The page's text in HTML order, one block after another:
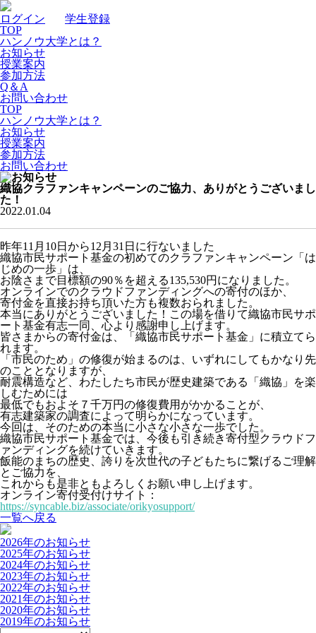
ログイン
学生登録
TOP
ハンノウ大学とは？
お知らせ
授業案内
参加方法
Q＆A
お問い合わせ
TOP
ハンノウ大学とは？
お知らせ
授業案内
参加方法
お問い合わせ
織協クラファンキャンペーンのご協力、ありがとうございまし
た！
2022.01.04
昨年11月10日から12月31日に行ないました
織協市民サポート基金の初めてのクラファンキャンペーン「は
じめの一歩」は、
お陰さまで目標額の90％を超える135,530円になりました。
オンラインでのクラウドファンディングへの寄付のほか、
寄付金を直接お持ち頂いた方も複数おられました。
本当にありがとうございました！この場を借りて織協市民サポ
ート基金有志一同、心より感謝申し上げます。
皆さまからの寄付金は、「織協市民サポート基金」に積立てら
れます。
「市民のため」の修復が始まるのは、いずれにしてもかなり先
のこととなりますが、
耐震構造など、わたしたち市民が歴史建築である「織協」を楽
しむためには
最低でもおよそ７千万円の修復費用がかかることが、
有志建築家の調査によって明らかになっています。
今回は、そのための本当に小さな小さな一歩でした。
織協市民サポート基金では、今後も引き続き寄付型クラウドフ
ァンディングを続けていきます。
飯能のまちの歴史、誇りを次世代の子どもたちに繋げるご理解
とご協力を、
これからも是非ともよろしくお願い申し上げます。
オンライン寄付受付けサイト：
https://syncable.biz/associate/orikyosupport/
一覧へ戻る
2026年のお知らせ
2025年のお知らせ
2024年のお知らせ
2023年のお知らせ
2022年のお知らせ
2021年のお知らせ
2020年のお知らせ
2019年のお知らせ